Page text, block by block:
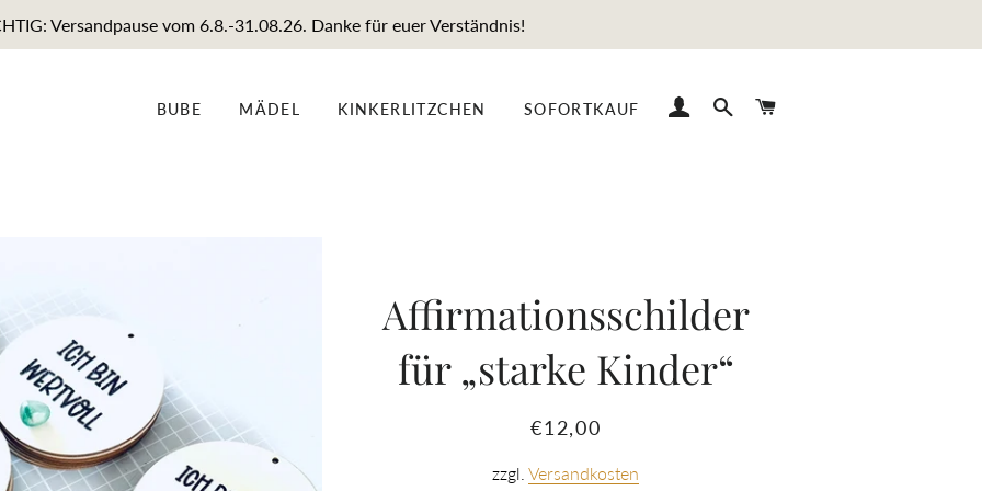
Versandpause vom 6.8.-31.08.26. Danke für euer Verständnis!
BUBE MÄDEL KINKERLITZCHEN SOFORTKAUF EINLOGGEN
SUCHE
Affirmationsschilder
für „starke Kinder“
Normaler
Sonderpreis
€12,00
zzgl.Versandkosten